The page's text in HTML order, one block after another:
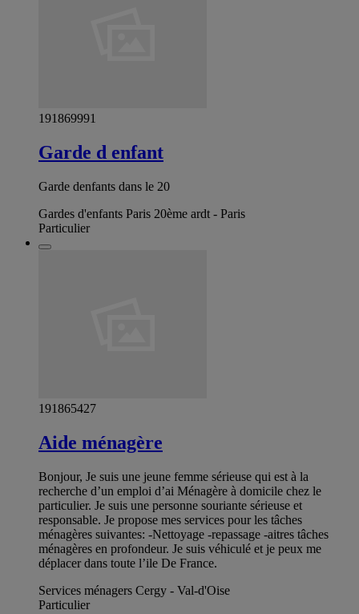
191869991
Garde d enfant
Garde denfants dans le 20
Gardes d'enfants Paris 20ème ardt - Paris
Particulier
191865427
Aide ménagère
Bonjour, Je suis une jeune femme sérieuse qui est à la
recherche d’un emploi d’ai Ménagère à domicile chez le
particulier. Je suis une personne souriante sérieuse et
responsable. Je propose mes services pour les tâches
ménagères suivantes: -Nettoyage -repassage -aitres tâches
ménagères en profondeur. Je suis véhiculé et je peux me
déplacer dans toute l’ile De France.
Services ménagers Cergy - Val-d'Oise
Particulier